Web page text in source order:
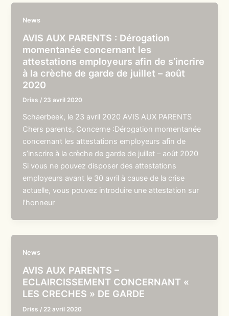
News
AVIS AUX PARENTS : Dérogation
momentanée concernant les
attestations employeurs afin de s’incrire
à la crèche de garde de juillet – août
2020
Driss / 23 avril 2020
Schaerbeek, le 23 avril 2020 AVIS AUX PARENTS
Chers parents, Concerne :Dérogation momentanée
concernant les attestations employeurs afin de
s’inscrire à la crèche de garde de juillet – août 2020
Si vous ne pouvez disposer des attestations
employeurs avant le 30 avril à cause de la crise
actuelle, vous pouvez introduire une attestation sur
l’honneur
News
AVIS AUX PARENTS –
ECLAIRCISSEMENT CONCERNANT «
LES CRECHES » DE GARDE
Driss / 22 avril 2020